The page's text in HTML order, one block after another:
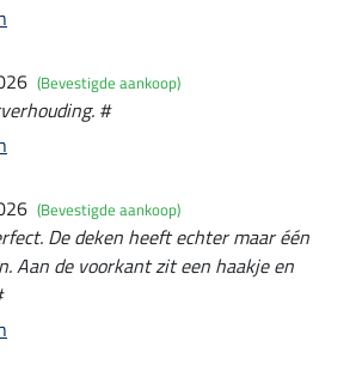
(Bevestigde aankoop)
#
(Bevestigde aankoop)
De deken heeft echter maar één
Aan de voorkant zit een haakje en